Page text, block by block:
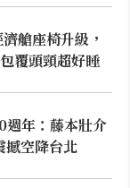
艙座椅升級，
覆頭頸超好睡
週年：藤本壯介
撼空降台北